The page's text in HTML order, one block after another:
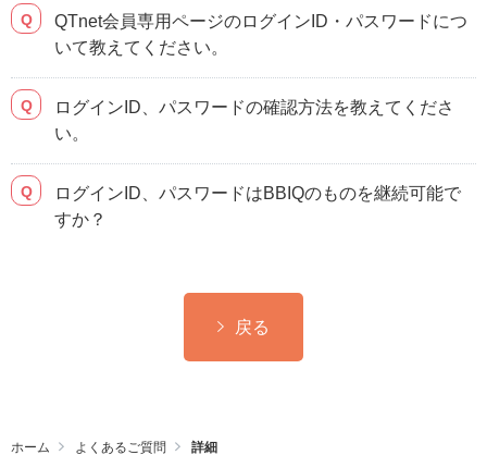
変更後のログインIDを確認して、
変更後のログインパスワード（パスワードに設定
したい文字列）を入力して、［ 変更する ］を選択
・ 記号・全角文字使用不可
QTnet会員専用ページのログインID・パスワードにつ
いて教えてください。
ログインID、パスワードの確認方法を教えてくださ
い。
ログインID、パスワードはBBIQのものを継続可能で
すか？
戻る
ホーム よくあるご質問 詳細